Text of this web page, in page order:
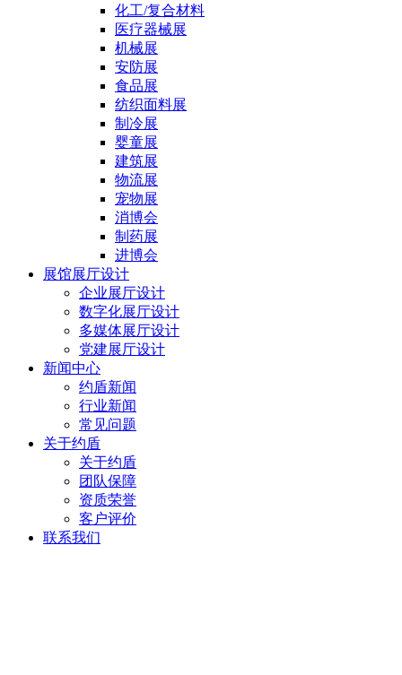
化工/复合材料
医疗器械展
机械展
安防展
食品展
纺织面料展
制冷展
婴童展
建筑展
物流展
宠物展
消博会
制药展
进博会
展馆展厅设计
企业展厅设计
数字化展厅设计
多媒体展厅设计
党建展厅设计
新闻中心
约盾新闻
行业新闻
常见问题
关于约盾
关于约盾
团队保障
资质荣誉
客户评价
联系我们